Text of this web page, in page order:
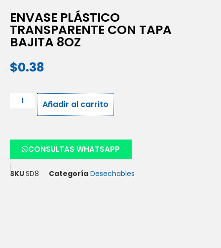
ENVASE PLÁSTICO
TRANSPARENTE CON TAPA
BAJITA 8OZ
$0.38
Añadir al carrito
CONSULTAS WHATSAPP
SKUSD8 Categoría Desechables